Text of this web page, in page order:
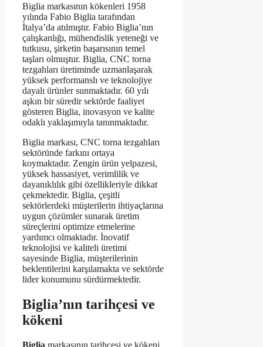
Biglia markasının kökenleri 1958
yılında Fabio Biglia tarafından
İtalya’da atılmıştır. Fabio Biglia’nın
çalışkanlığı, mühendislik yeteneği ve
tutkusu, şirketin başarısının temel
taşları olmuştur. Biglia, CNC torna
tezgahları üretiminde uzmanlaşarak
yüksek performanslı ve teknolojiye
dayalı ürünler sunmaktadır. 60 yılı
aşkın bir süredir sektörde faaliyet
gösteren Biglia, inovasyon ve kalite
odaklı yaklaşımıyla tanınmaktadır.
Biglia markası, CNC torna tezgahları
sektöründe farkını ortaya
koymaktadır. Zengin ürün yelpazesi,
yüksek hassasiyet, verimlilik ve
dayanıklılık gibi özellikleriyle dikkat
çekmektedir. Biglia, çeşitli
sektörlerdeki müşterilerin ihtiyaçlarına
uygun çözümler sunarak üretim
süreçlerini optimize etmelerine
yardımcı olmaktadır. İnovatif
teknolojisi ve kaliteli üretimi
sayesinde Biglia, müşterilerinin
beklentilerini karşılamakta ve sektörde
lider konumunu sürdürmektedir.
Biglia’nın tarihçesi ve
kökeni
Biglia markasının tarihçesi ve kökeni,